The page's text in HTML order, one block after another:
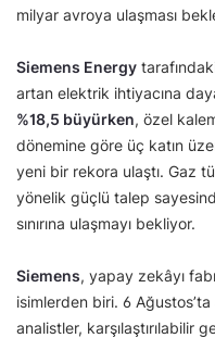
milyar avroya ulaşması
Siemens Energy
artan elektrik ihtiyacına
%18,5 büyürken, özel
dönemine göre üç katın
yeni bir rekora ulaştı. Gaz
yönelik güçlü talep
sınırına ulaşmayı bekliyor.
Siemens, yapay zekâyı
isimlerden biri. 6
analistler, karşılaştırılabilir